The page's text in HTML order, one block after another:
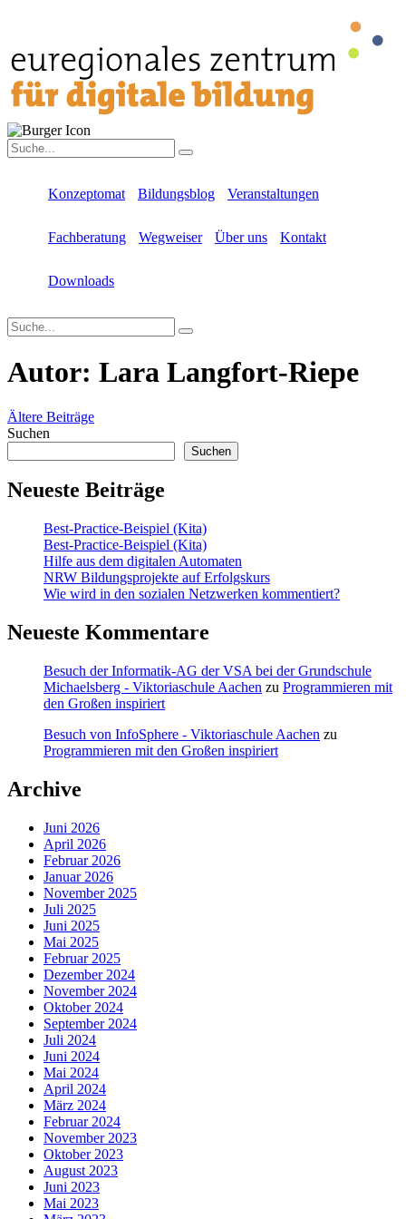
Konzeptomat Bildungsblog Veranstaltungen
Fachberatung Wegweiser Über uns Kontakt
Downloads
Autor: Lara Langfort-Riepe
Beitragsnavigation
Ältere Beiträge
Suchen
Suchen
Neueste Beiträge
Best-Practice-Beispiel (Kita)
Best-Practice-Beispiel (Kita)
Hilfe aus dem digitalen Automaten
NRW Bildungsprojekte auf Erfolgskurs
Wie wird in den sozialen Netzwerken kommentiert?
Neueste Kommentare
Besuch der Informatik-AG der VSA bei der Grundschule
Michaelsberg - Viktoriaschule Aachen zu Programmieren mit
den Großen inspiriert
Besuch von InfoSphere - Viktoriaschule Aachen zu
Programmieren mit den Großen inspiriert
Archive
Juni 2026
April 2026
Februar 2026
Januar 2026
November 2025
Juli 2025
Juni 2025
Mai 2025
Februar 2025
Dezember 2024
November 2024
Oktober 2024
September 2024
Juli 2024
Juni 2024
Mai 2024
April 2024
März 2024
Februar 2024
November 2023
Oktober 2023
August 2023
Juni 2023
Mai 2023